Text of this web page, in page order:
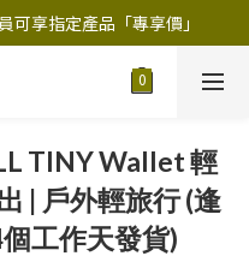
可享指定產品「​專享價」
可享指定產品「​專享價」
任選優惠: 4件9折
TINY Wallet 輕
| 戶外輕旅行 (逢
工作天發貨)